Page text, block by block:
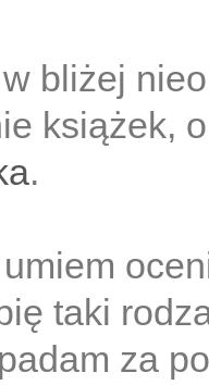
bliżej
książek,
.
taki
za